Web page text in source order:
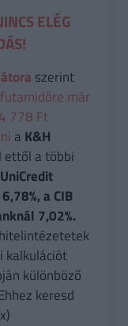
ELÉG
szerint
már
778 Ft
a K&H
ettől a többi
a CIB
7,02%.
kalkulációt
különböző
keresd